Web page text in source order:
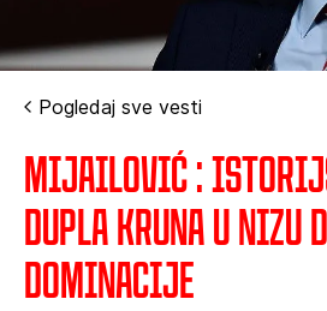
Pogledaj sve vesti
Mijailović :
dupla kruna u nizu
dominacije